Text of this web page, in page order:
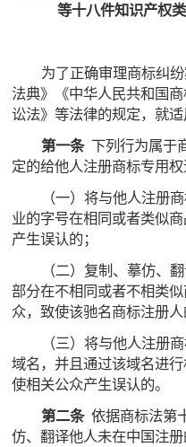
等十八件知识产权
为了正确审理商标纠
法典》《中华人民共和国
讼法》等法律的规定，就
第一条 下列行为属于
定的给他人注册商标专用权
（一）将与他人注册
业的字号在相同或者类似
产生误认的；
（二）复制、摹仿、
部分在不相同或者不相类
众，致使该驰名商标注册人
（三）将与他人注册
域名，并且通过该域名进
使相关公众产生误认的。
第二条依据商标法第
仿、翻译他人未在中国注